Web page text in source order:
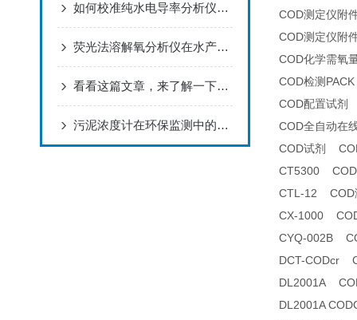
如何校准纯水电导率分析仪以确保其测量精度？
荧光法溶解氧分析仪在水产养殖中的应用
看看这篇文章，来了解一下氟离子浓度分析仪吧！
污泥浓度计在环保监测中的应用
COD测定仪附
COD测定仪附
COD化学需氧
COD检测
COD配置试剂
COD全自动在
COD试剂
CT5300 COD
CTL-12 COD
CX-1000
CYQ-002B
DCT-CODcr
DL2001A
DL2001A